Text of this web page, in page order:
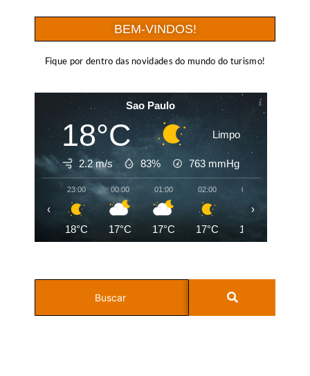
BEM-VINDOS!
Fique por dentro das novidades do mundo do turismo!
Sao Paulo
18°C Limpo
2.2 m/s 83% 763 mmHg
23:00
18°C
00:00
17°C
01:00
17°C
02:00
17°C
03:00
17°C
‹ ›